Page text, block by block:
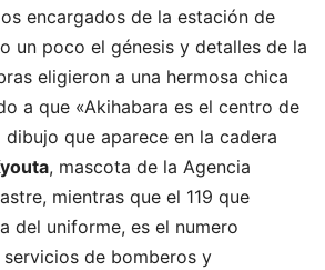
encargados de la estación de
un poco el génesis y detalles de la
eligieron a una hermosa chica
a que «Akihabara es el centro de
dibujo que aparece en la cadera
, mascota de la Agencia
mientras que el 119 que
del uniforme, es el numero
de bomberos y